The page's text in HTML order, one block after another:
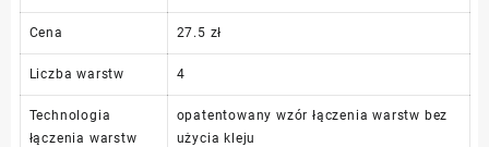
Cena 27.5 zł
Liczba warstw 4
Technologia
łączenia warstw
opatentowany wzór łączenia warstw bez
użycia kleju